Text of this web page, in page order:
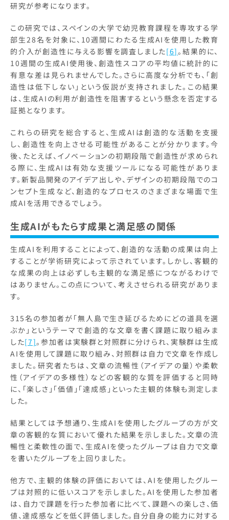
研究が参考になります。
この研究では、スペインの大学で幼児教育課程を専攻する学
部生28名を対象に、10週間にわたる生成AIを使用した教育
的介入が創造性に与える影響を調査しました[6]。結果的に、
10週間の生成AI使用後、創造性スコアの平均値に統計的に
有意な差は見られませんでした。さらに高度な分析でも、「創
造性は低下しない」という仮説が支持されました。この結果
は、生成AIの利用が創造性を阻害するという懸念を否定する
証拠となります。
これらの研究を総合すると、生成AIは創造的な活動を支援
し、創造性を向上させる可能性があることが分かります。今
後、たとえば、イノベーションの初期段階で創造性が求められ
る際に、生成AIは有効な支援ツールになる可能性がありま
す。新製品開発のアイデア出しや、デザインの初期段階でのコ
ンセプト生成など、創造的なプロセスのさまざまな場面で生
成AIを活用できるでしょう。
生成AIがもたらす成果と満足感の関係
生成AIを利用することによって、創造的な活動の成果は向上
することが学術研究によって示されています。しかし、客観的
な成果の向上は必ずしも主観的な満足感につながるわけで
はありません。この点について、考えさせられる研究がありま
す。
315名の参加者が「無人島で生き延びるためにどの道具を選
ぶか」というテーマで創造的な文章を書く課題に取り組みま
した[7]。参加者は実験群と対照群に分けられ、実験群は生成
AIを使用して課題に取り組み、対照群は自力で文章を作成し
ました。研究者たちは、文章の流暢性（アイデアの量）や柔軟
性（アイデアの多様性）などの客観的な質を評価すると同時
に、「楽しさ」「価値」「達成感」といった主観的体験も測定しま
した。
結果としては予想通り、生成AIを使用したグループの方が文
章の客観的な質において優れた結果を示しました。文章の流
暢性と柔軟性の面で、生成AIを使ったグループは自力で文章
を書いたグループを上回りました。
他方で、主観的体験の評価においては、AIを使用したグルー
プは対照的に低いスコアを示しました。AIを使用した参加者
は、自力で課題を行った参加者に比べて、課題への楽しさ、価
値、達成感などを低く評価しました。自分自身の能力に対する